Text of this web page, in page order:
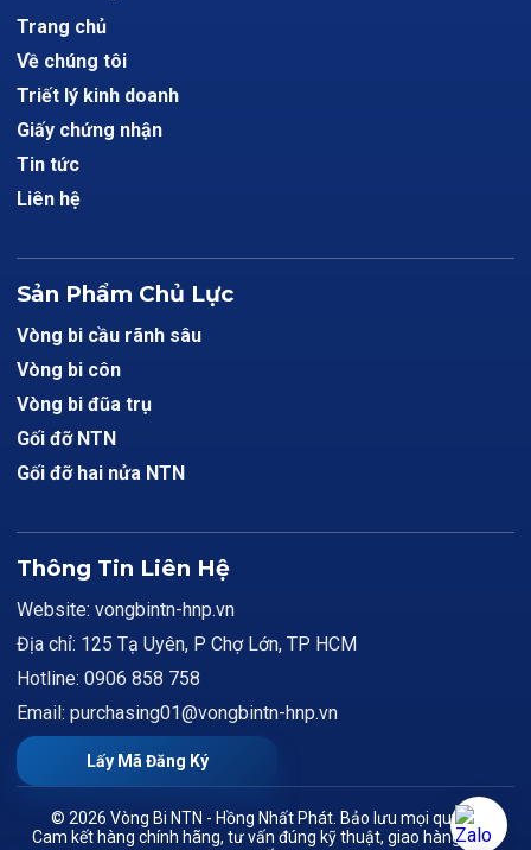
Trang chủ
Về chúng tôi
Triết lý kinh doanh
Giấy chứng nhận
Tin tức
Liên hệ
Sản Phẩm Chủ Lực
Vòng bi cầu rãnh sâu
Vòng bi côn
Vòng bi đũa trụ
Gối đỡ NTN
Gối đỡ hai nửa NTN
Thông Tin Liên Hệ
Website: vongbintn-hnp.vn
Địa chỉ: 125 Tạ Uyên, P Chợ Lớn, TP HCM
Hotline: 0906 858 758
Email: purchasing01@vongbintn-hnp.vn
Lấy Mã Đăng Ký
© 2026 Vòng Bi NTN - Hồng Nhất Phát. Bảo lưu mọi quyền.
Cam kết hàng chính hãng, tư vấn đúng kỹ thuật, giao hàng toàn